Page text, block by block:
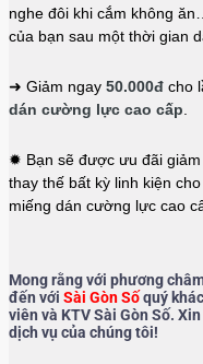
nghe đôi khi cắm không
của bạn sau một thời gian
➜ Giảm ngay 50.000đ cho
dán cường lực cao cấp
✹ Bạn sẽ được ưu đãi
thay thế bất kỳ linh kiện
miếng dán cường lực cao
Mong rằng với phương
đến với Sài Gòn Sốquý
viên và KTV Sài Gòn Số.
dịch vụ của chúng tôi!